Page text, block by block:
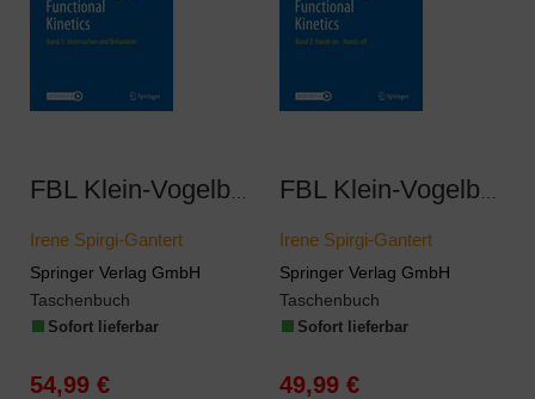
Irene Spirgi-Gantert
Springer Verlag GmbH
Taschenbuch
Sofort lieferbar
54,99 €
Irene Spirgi-Gantert
Springer Verlag GmbH
Taschenbuch
Sofort lieferbar
49,99 €